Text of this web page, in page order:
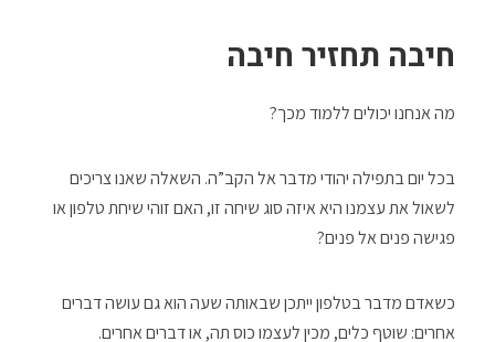
חיבה תחזיר חיבה
מה אנחנו יכולים ללמוד מכך?
בכל יום בתפילה יהודי מדבר אל הקב”ה. השאלה שאנו צריכים
לשאול את עצמנו היא איזה סוג שיחה זו, האם זוהי שיחת טלפון או
פגישה פנים אל פנים?
כשאדם מדבר בטלפון ייתכן שבאותה שעה הוא גם עושה דברים
אחרים: שוטף כלים, מכין לעצמו כוס תה, או דברים אחרים.